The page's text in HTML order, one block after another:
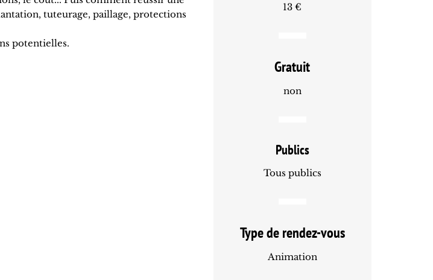
tuteurage, paillage, protections
potentielles.
13 €
Gratuit
non
Publics
Tous publics
Type de rendez-vous
Animation